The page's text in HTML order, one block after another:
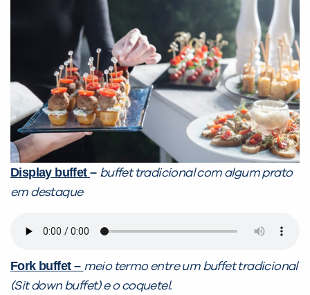
Display buffet– buffet tradicional com algum prato
em destaque
Fork buffet – meio termo entre um buffet tradicional
(Sit down buffet) e o coquetel.